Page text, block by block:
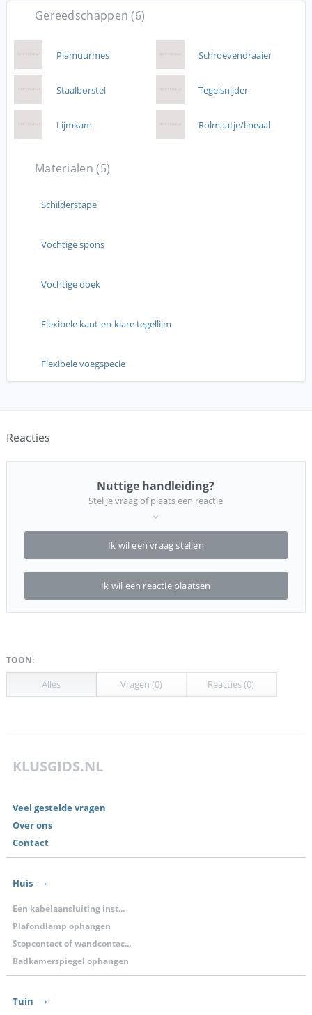
Gereedschappen (6)
Plamuurmes Schroevendraaier
Staalborstel Tegelsnijder
Lijmkam Rolmaatje/lineaal
Materialen (5)
Schilderstape
Vochtige spons
Vochtige doek
Flexibele kant-en-klare tegellijm
Flexibele voegspecie
Reacties
Nuttige handleiding?
Stel je vraag of plaats een reactie
Ik wil een vraag stellen
Ik wil een reactie plaatsen
TOON:
Alles Vragen (0) Reacties (0)
KLUSGIDS.NL
Veel gestelde vragen
Over ons
Contact
Huis
Een kabelaansluiting inst...
Plafondlamp ophangen
Stopcontact of wandcontac...
Badkamerspiegel ophangen
Tuin